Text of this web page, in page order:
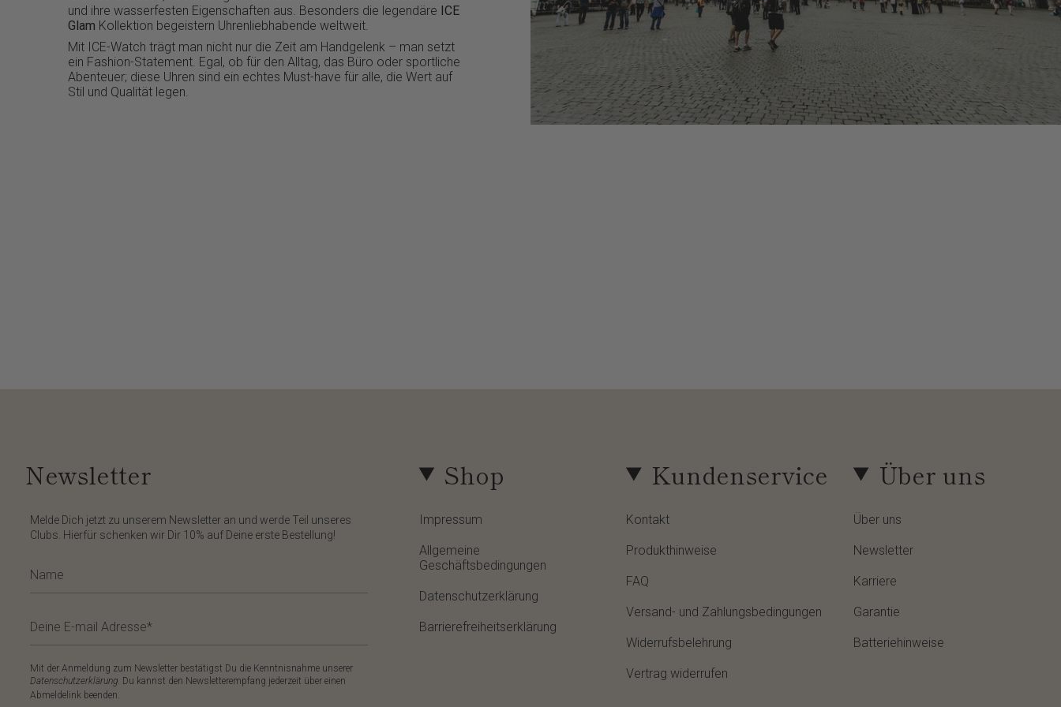
und ihre wasserfesten Eigenschaften aus. Besonders die legendäre ICE
Glam Kollektion begeistern Uhrenliebhabende weltweit.
Mit ICE-Watch trägt man nicht nur die Zeit am Handgelenk – man setzt
ein Fashion-Statement. Egal, ob für den Alltag, das Büro oder sportliche
Abenteuer; diese Uhren sind ein echtes Must-have für alle, die Wert auf
Stil und Qualität legen.
Newsletter
​Melde Dich jetzt zu unserem Newsletter an und werde Teil unseres
Clubs. Hierfür schenken wir Dir 10% auf Deine erste Bestellung!
Mit der Anmeldung zum Newsletter bestätigst Du die Kenntnisnahme unserer
Datenschutzerklärung. Du kannst den Newsletterempfang jederzeit über einen
Abmeldelink beenden.
Shop
Impressum
Allgemeine
Geschäftsbedingungen
Datenschutzerklärung
Barrierefreiheitserklärung
Kundenservice
Kontakt
Produkthinweise
FAQ
Versand- und Zahlungsbedingungen
Widerrufsbelehrung
Vertrag widerrufen
Über uns
Über uns
Newsletter
Karriere
Garantie
Batteriehinweise